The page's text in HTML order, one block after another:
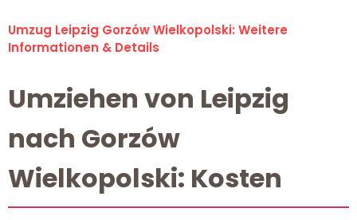
Umzug Leipzig Gorzów Wielkopolski: Weitere
Informationen & Details
Umziehen von Leipzig
nach Gorzów
Wielkopolski: Kosten